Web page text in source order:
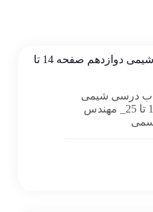
درسی شیمی
دوازدهم صفحه 14 تا 25_ مهندس